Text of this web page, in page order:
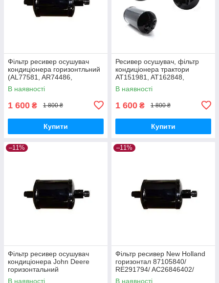
Фільтр ресивер осушувач
кондиціонера горизонтльний
(AL77581, AR74486,
RE214439, RE49169,
RE49189)
В наявності
1 600 ₴ 1 800 ₴
Купити
Ресивер осушувач, фільтр
кондиціонера трактори
AT151981, AT162848,
AH137486, AH114865,
AH122338
В наявності
1 600 ₴ 1 800 ₴
Купити
–11%
Фільтр ресивер осушувач
кондиціонера John Deere
горизонтальний
(47821526/87105840/A-804-
В наявності
–11%
Фільтр ресивер New Holland
горизонтал 87105840/
RE291794/ AC26846402/
295006A1/ AR59870
В наявності